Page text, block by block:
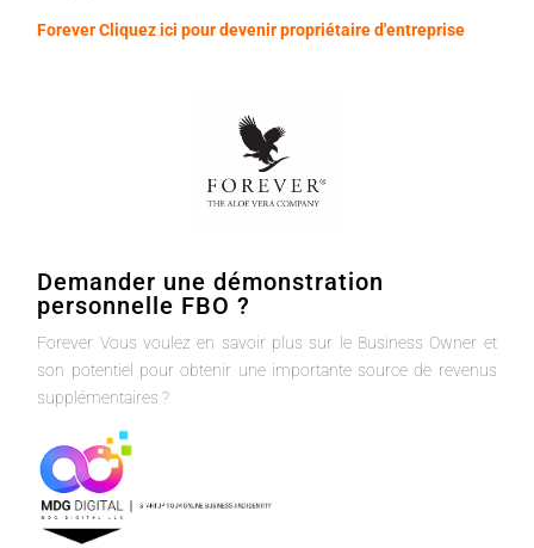
Forever Cliquez ici pour devenir propriétaire d'entreprise
Demander une démonstration
personnelle FBO ?
Forever Vous voulez en savoir plus sur le Business Owner et
son potentiel pour obtenir une importante source de revenus
supplémentaires ?